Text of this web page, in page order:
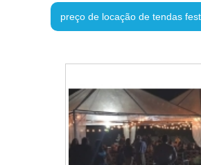
preço de locação de tendas